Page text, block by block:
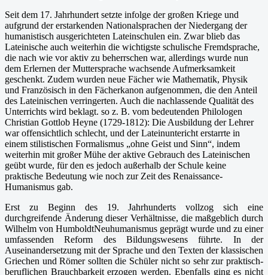
Seit dem 17. Jahrhundert setzte infolge der großen Kriege und
aufgrund der erstarkenden Na­tionalsprachen der Niedergang der
humanistisch ausgerichteten Lateinschulen ein. Zwar blieb das
Lateinische auch weiterhin die wichtigste schulische Fremdsprache,
die nach wie vor ak­tiv zu beherrschen war, allerdings wurde nun
dem Erlernen der Muttersprache wachsende Aufmerksamkeit
geschenkt. Zudem wurden neue Fächer wie Mathematik, Physik
und Fran­zösisch in den Fächerkanon aufgenommen, die den Anteil
des Lateinischen verringerten. Auch die nachlassende Qualität des
Unterrichts wird beklagt. so z. B. vom bedeutenden Phi­lologen
Christian Gottlob Heyne (1729-1812): Die Ausbildung der Lehrer
war offensichtlich schlecht, und der Lateinuntericht erstarrte in
einem stilistischen Formalismus „ohne Geist und Sinn“, indem
weiterhin mit großer Mühe der aktive Gebrauch des Lateinischen
geübt wurde, für den es jedoch außerhalb der Schule keine
praktische Bedeutung wie noch zur Zeit des Renaissance-
Humanismus gab.
Erst zu Beginn des 19. Jahrhunderts vollzog sich eine
durchgreifende Änderung dieser Ver­hältnisse, die maßgeblich durch
Wilhelm von HumboldtNeuhuma­nismus geprägt wurde und zu einer
umfassenden Reform des Bildungswesens führte. In der
Auseinandersetzung mit der Sprache und den Texten der klassischen
Griechen und Römer sollten die Schüler nicht so sehr zur praktisch-
beruflichen Brauchbarkeit erzogen werden. Ebenfalls ging es nicht